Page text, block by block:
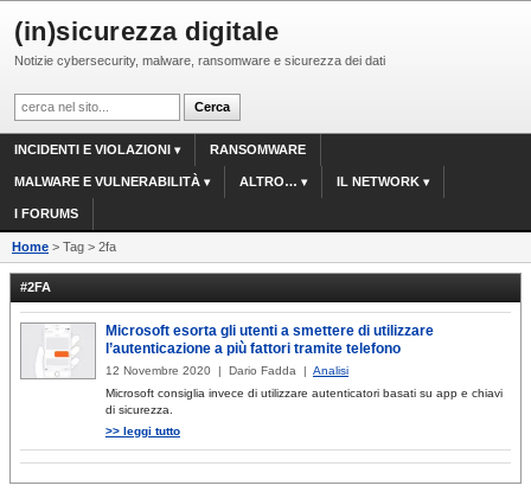
(in)sicurezza digitale
Notizie cybersecurity, malware, ransomware e sicurezza dei dati
INCIDENTI E VIOLAZIONI RANSOMWARE
MALWARE E VULNERABILITÀ ALTRO… IL NETWORK
I FORUMS
Home > Tag > 2fa
#2FA
Microsoft esorta gli utenti a smettere di utilizzare
l’autenticazione a più fattori tramite telefono
12 Novembre 2020 | Dario Fadda | Analisi
Microsoft consiglia invece di utilizzare autenticatori basati su app e chiavi
di sicurezza.
>> leggi tutto